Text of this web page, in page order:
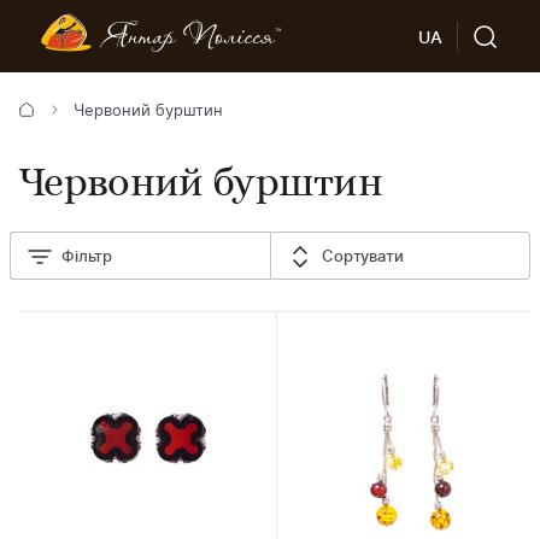
UA
Червоний бурштин
Червоний бурштин
Фільтр Сортувати